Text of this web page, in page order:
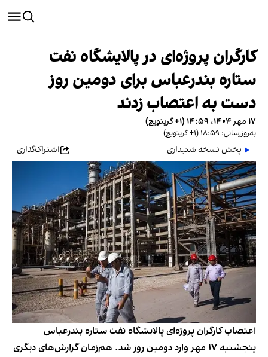
کارگران پروژه‌ای در پالایشگاه نفت
ستاره بندرعباس برای دومین روز
دست به اعتصاب زدند
۱۷ مهر ۱۴۰۴، ۱۴:۵۹ (‎+۱ گرینویچ)
به‌روزرسانی: ۱۸:۵۹ (‎+۱ گرینویچ)
پخش نسخه شنیداری اشتراک‌گذاری
اعتصاب کارگران پروژه‌ای پالایشگاه نفت ستاره بندرعباس
پنجشنبه ۱۷ مهر وارد دومین روز شد. هم‌زمان گزارش‌های دیگری